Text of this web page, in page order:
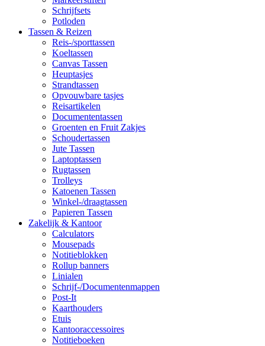
Schrijfsets
Potloden
Tassen & Reizen
Reis-/sporttassen
Koeltassen
Canvas Tassen
Heuptasjes
Strandtassen
Opvouwbare tasjes
Reisartikelen
Documententassen
Groenten en Fruit Zakjes
Schoudertassen
Jute Tassen
Laptoptassen
Rugtassen
Trolleys
Katoenen Tassen
Winkel-/draagtassen
Papieren Tassen
Zakelijk & Kantoor
Calculators
Mousepads
Notitieblokken
Rollup banners
Linialen
Schrijf-/Documentenmappen
Post-It
Kaarthouders
Etuis
Kantooraccessoires
Notitieboeken